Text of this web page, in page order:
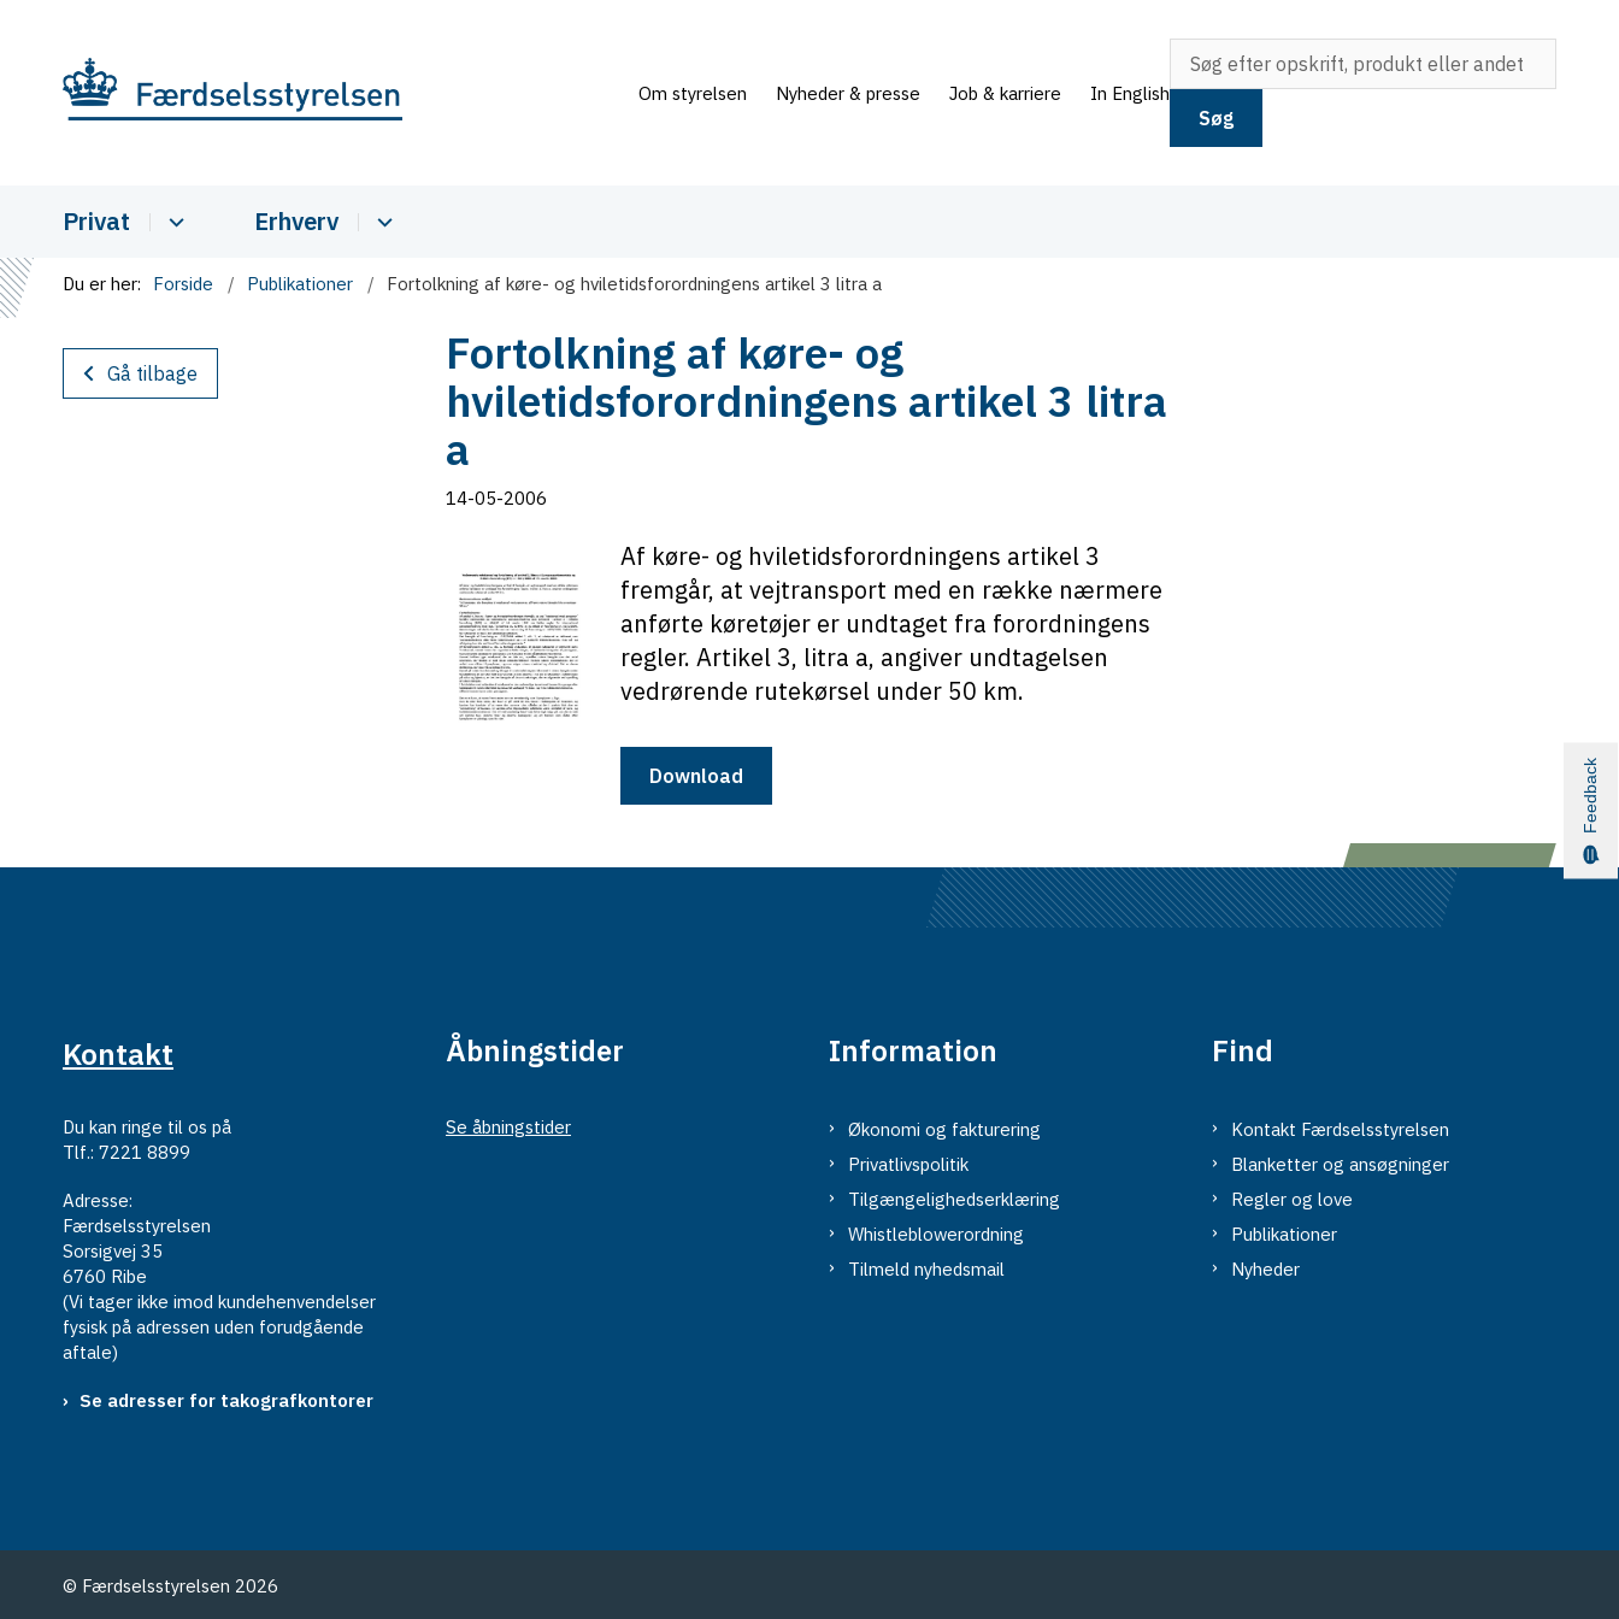
Om styrelsen Nyheder & presse Job & karriere In English
Søg
Privat Erhverv
Du er her: Forside Publikationer Fortolkning af køre- og hviletidsforordningens artikel 3 litra a
Gå tilbage
Fortolkning af køre- og
hviletidsforordningens artikel 3 litra
a
14-05-2006
Af køre- og hviletidsforordningens artikel 3
fremgår, at vejtransport med en række nærmere
anførte køretøjer er undtaget fra forordningens
regler. Artikel 3, litra a, angiver undtagelsen
vedrørende rutekørsel under 50 km.
Download
Kontakt Åbningstider Information Find
Du kan ringe til os på
Tlf.: 7221 8899
Adresse:
Færdselsstyrelsen
Sorsigvej 35
6760 Ribe
(Vi tager ikke imod kundehenvendelser
fysisk på adressen uden forudgående
aftale)
Se adresser for takografkontorer
Se åbningstider
Økonomi og fakturering
Privatlivspolitik
Tilgængelighedserklæring
Whistleblowerordning
Tilmeld nyhedsmail
Kontakt Færdselsstyrelsen
Blanketter og ansøgninger
Regler og love
Publikationer
Nyheder
© Færdselsstyrelsen 2026
Feedback